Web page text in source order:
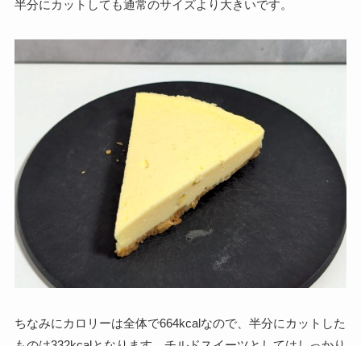
半分にカットしても通常のサイズより大きいです。
ちなみにカロリーは全体で664kcalなので、半分にカットした